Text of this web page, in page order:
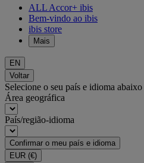
ALL Accor+ ibis
Bem-vindo ao ibis
ibis store
Mais
EN
Voltar
Selecione o seu país e idioma abaixo
Área geográfica
País/região-idioma
Confirmar o meu país e idioma
EUR (€)